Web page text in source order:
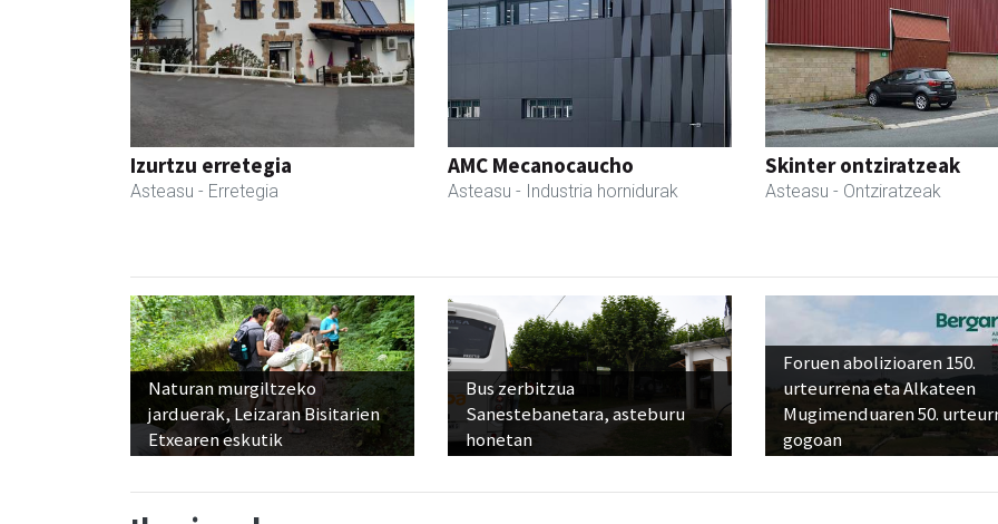
Izurtzu erretegia
Asteasu - Erretegia
AMC Mecanocaucho
Asteasu - Industria hornidurak
Skinter ontziratzeak
Asteasu - Ontziratzeak
Naturan murgiltzeko
jarduerak, Leizaran Bisitarien
Etxearen eskutik
Bus zerbitzua
Sanestebanetara, asteburu
honetan
Foruen abolizioaren 150.
urteurrena eta Alkateen
Mugimenduaren 50.
gogoan